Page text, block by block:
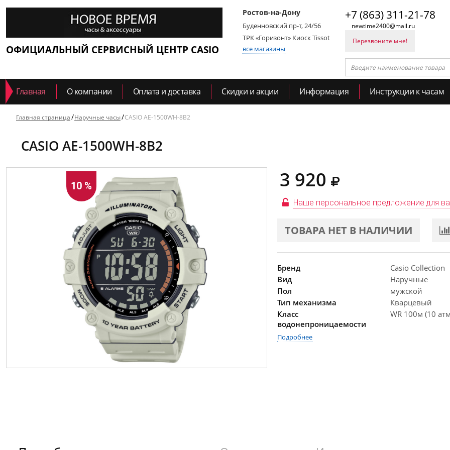
ОФИЦИАЛЬНЫЙ СЕРВИСНЫЙ ЦЕНТР CASIO
Ростов-на-Дону
Буденновский пр-т, 24/56
ТРК «Горизонт» Киоск Tissot
все магазины
+7 (863) 311-21-78
newtime2400@mail.ru
Перезвоните мне!
Главная О компании Оплата и доставка Скидки и акции Информация Инструкции к часам
Главная страница Наручные часы CASIO AE-1500WH-8B2
CASIO AE-1500WH-8B2
10 % 3 920
Наше персональное предложение для
ТОВАРА НЕТ В НАЛИЧИИ
Бренд
Casio Collection
Вид
Наручные
Пол
мужской
Тип механизма
Кварцевый
Класс
водонепроницаемости
WR 100м (10
Подробнее